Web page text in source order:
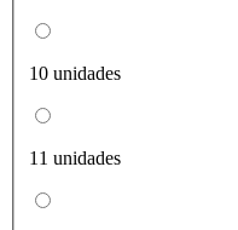
10 unidades
11 unidades